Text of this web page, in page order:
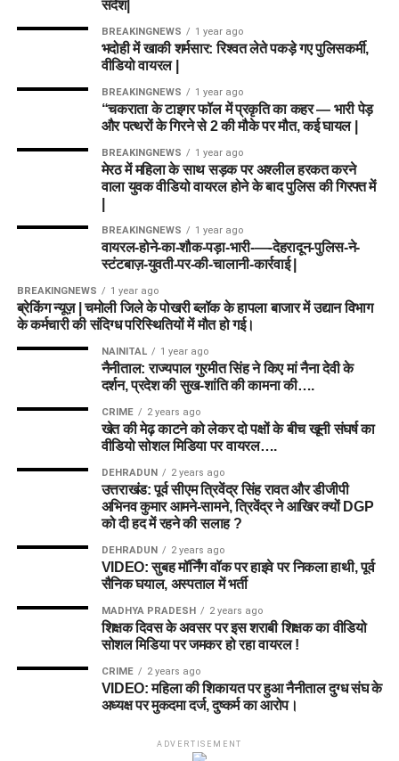
संदेश|
BREAKINGNEWS 1 year ago
भदोही में खाकी शर्मसार: रिश्वत लेते पकड़े गए पुलिसकर्मी,
वीडियो वायरल |
BREAKINGNEWS 1 year ago
“चकराता के टाइगर फॉल में प्रकृति का कहर — भारी पेड़
और पत्थरों के गिरने से 2 की मौके पर मौत, कई घायल |
BREAKINGNEWS 1 year ago
मेरठ में महिला के साथ सड़क पर अश्लील हरकत करने
वाला युवक वीडियो वायरल होने के बाद पुलिस की गिरफ्त में
BREAKINGNEWS 1 year ago
वायरल-होने-का-शौक-पड़ा-भारी-—-देहरादून-पुलिस-ने-
स्टंटबाज़-युवती-पर-की-चालानी-कार्रवाई |
BREAKINGNEWS 1 year ago
ब्रेकिंग न्यूज़ | चमोली जिले के पोखरी ब्लॉक के हापला बाजार में उद्यान विभाग
के कर्मचारी की संदिग्ध परिस्थितियों में मौत हो गई।
NAINITAL 1 year ago
नैनीताल: राज्यपाल गुरमीत सिंह ने किए मां नैना देवी के
दर्शन, प्रदेश की सुख-शांति की कामना की….
CRIME 2 years ago
खेत की मेढ़ काटने को लेकर दो पक्षों के बीच खूनी संघर्ष का
वीडियो सोशल मिडिया पर वायरल….
DEHRADUN 2 years ago
उत्तराखंड: पूर्व सीएम त्रिवेंद्र सिंह रावत और डीजीपी
अभिनव कुमार आमने-सामने, त्रिवेंद्र ने आखिर क्यों DGP
को दी हद में रहने की सलाह ?
DEHRADUN 2 years ago
VIDEO: सुबह मॉर्निंग वॉक पर हाइवे पर निकला हाथी, पूर्व
सैनिक घयाल, अस्पताल में भर्ती
MADHYA PRADESH 2 years ago
शिक्षक दिवस के अवसर पर इस शराबी शिक्षक का वीडियो
सोशल मिडिया पर जमकर हो रहा वायरल !
CRIME 2 years ago
VIDEO: महिला की शिकायत पर हुआ नैनीताल दुग्ध संघ के
अध्यक्ष पर मुकदमा दर्ज, दुष्कर्म का आरोप।
ADVERTISEMENT